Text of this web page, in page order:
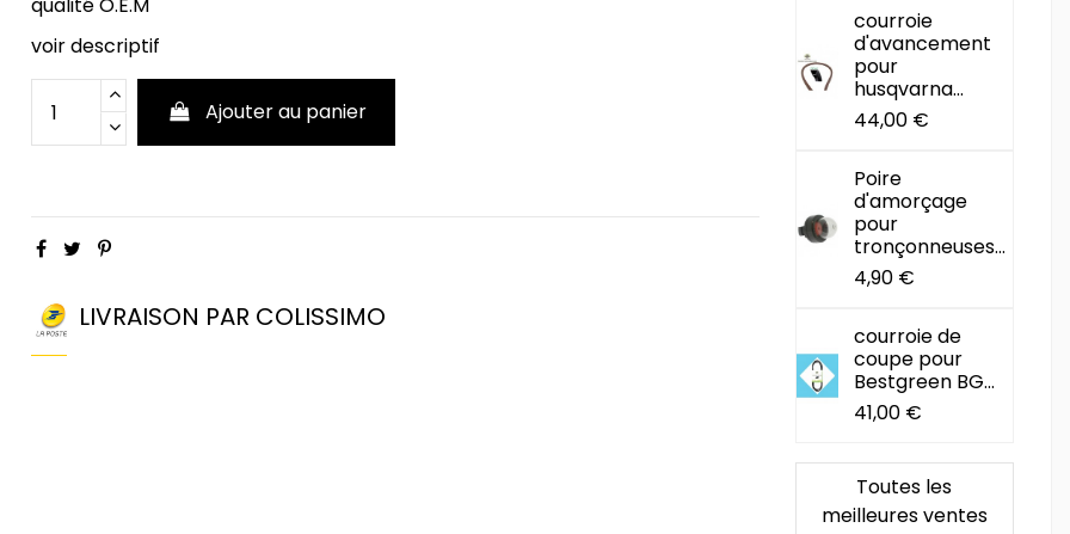
voir descriptif
Ajouter au panier
LIVRAISON PAR COLISSIMO
courroie
d'avancement
pour
husqvarna...
44,00 €
Poire
d'amorçage
pour
tronçonneuses...
4,90 €
courroie de
coupe pour
Bestgreen BG...
41,00 €
Toutes les
meilleures ventes